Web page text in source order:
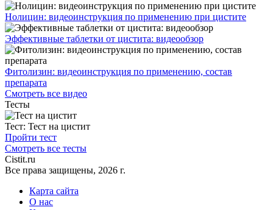
Нолицин: видеоинструкция по применению при цистите
Эффективные таблетки от цистита: видеообзор
Фитолизин: видеоинструкция по применению, состав
препарата
Смотреть все видео
Тесты
Тест: Тест на цистит
Пройти тест
Смотреть все тесты
Сistit.ru
Все права защищены, 2026 г.
Карта сайта
О нас